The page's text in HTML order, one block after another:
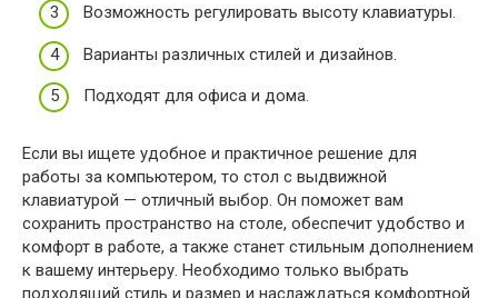
Возможность регулировать высоту клавиатуры.
Варианты различных стилей и дизайнов.
Подходят для офиса и дома.
Если вы ищете удобное и практичное решение для
работы за компьютером, то стол с выдвижной
клавиатурой — отличный выбор. Он поможет вам
сохранить пространство на столе, обеспечит удобство и
комфорт в работе, а также станет стильным дополнением
к вашему интерьеру. Необходимо только выбрать
подходящий стиль и размер и наслаждаться комфортной